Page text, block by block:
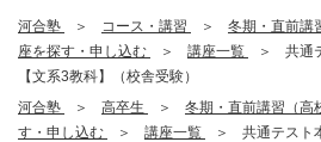
河合塾 コース・講習 冬期・直前講
座を探す・申し込む
講座一覧
共通
【文系3教科】（校舎受験）
河合塾
高卒生 冬期・直前講習（高
す・申し込む
講座一覧
共通テスト